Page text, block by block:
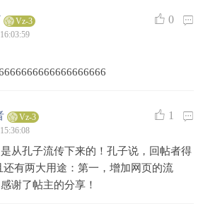
Vz-3 0
Vz-3 1
从孔子流传下来的！孔子说，回帖者得
还有两大用途：第一，增加网页的流
谢了帖主的分享！